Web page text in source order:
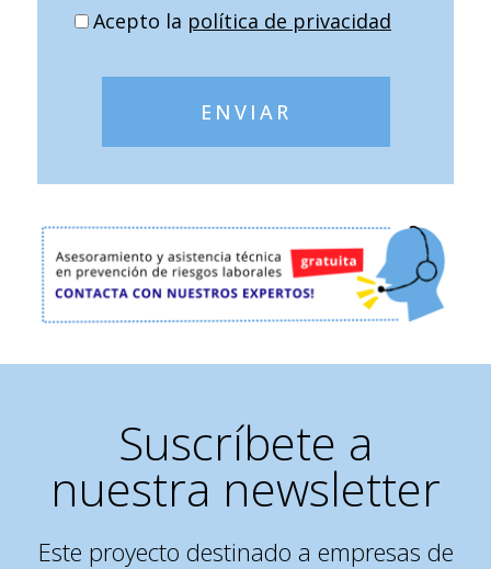
Acepto la política de privacidad
ENVIAR
Suscríbete a
nuestra newsletter
Este proyecto destinado a empresas de